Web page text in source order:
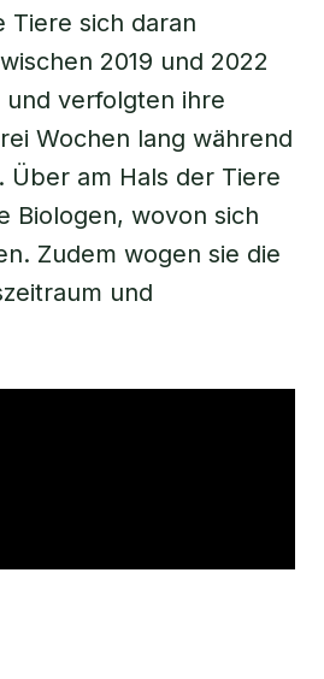
Tiere sich daran
2019 und 2022
und verfolgten ihre
Wochen lang während
am Hals der Tiere
Biologen, wovon sich
Zudem wogen sie die
und